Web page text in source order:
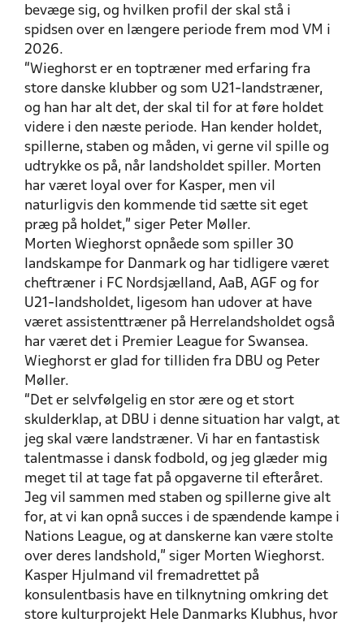
bevæge sig, og hvilken profil der skal stå i
spidsen over en længere periode frem mod VM i
2026.
“Wieghorst er en toptræner med erfaring fra
store danske klubber og som U21-landstræner,
og han har alt det, der skal til for at føre holdet
videre i den næste periode. Han kender holdet,
spillerne, staben og måden, vi gerne vil spille og
udtrykke os på, når landsholdet spiller. Morten
har været loyal over for Kasper, men vil
naturligvis den kommende tid sætte sit eget
præg på holdet,” siger Peter Møller.
Morten Wieghorst opnåede som spiller 30
landskampe for Danmark og har tidligere været
cheftræner i FC Nordsjælland, AaB, AGF og for
U21-landsholdet, ligesom han udover at have
været assistenttræner på Herrelandsholdet også
har været det i Premier League for Swansea.
Wieghorst er glad for tilliden fra DBU og Peter
Møller.
“Det er selvfølgelig en stor ære og et stort
skulderklap, at DBU i denne situation har valgt, at
jeg skal være landstræner. Vi har en fantastisk
talentmasse i dansk fodbold, og jeg glæder mig
meget til at tage fat på opgaverne til efteråret.
Jeg vil sammen med staben og spillerne give alt
for, at vi kan opnå succes i de spændende kampe i
Nations League, og at danskerne kan være stolte
over deres landshold,” siger Morten Wieghorst.
Kasper Hjulmand vil fremadrettet på
konsulentbasis have en tilknytning omkring det
store kulturprojekt Hele Danmarks Klubhus, hvor